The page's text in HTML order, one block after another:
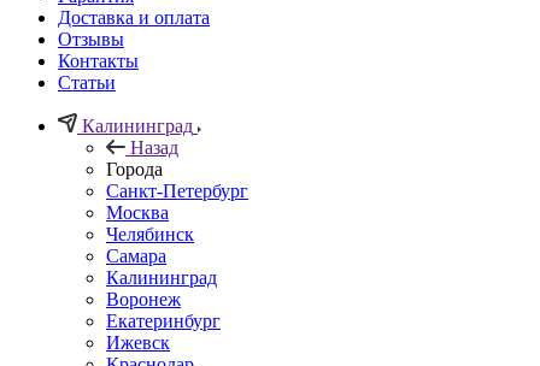
Доставка и оплата
Отзывы
Контакты
Статьи
Калининград
Назад
Города
Санкт-Петербург
Москва
Челябинск
Самара
Калининград
Воронеж
Екатеринбург
Ижевск